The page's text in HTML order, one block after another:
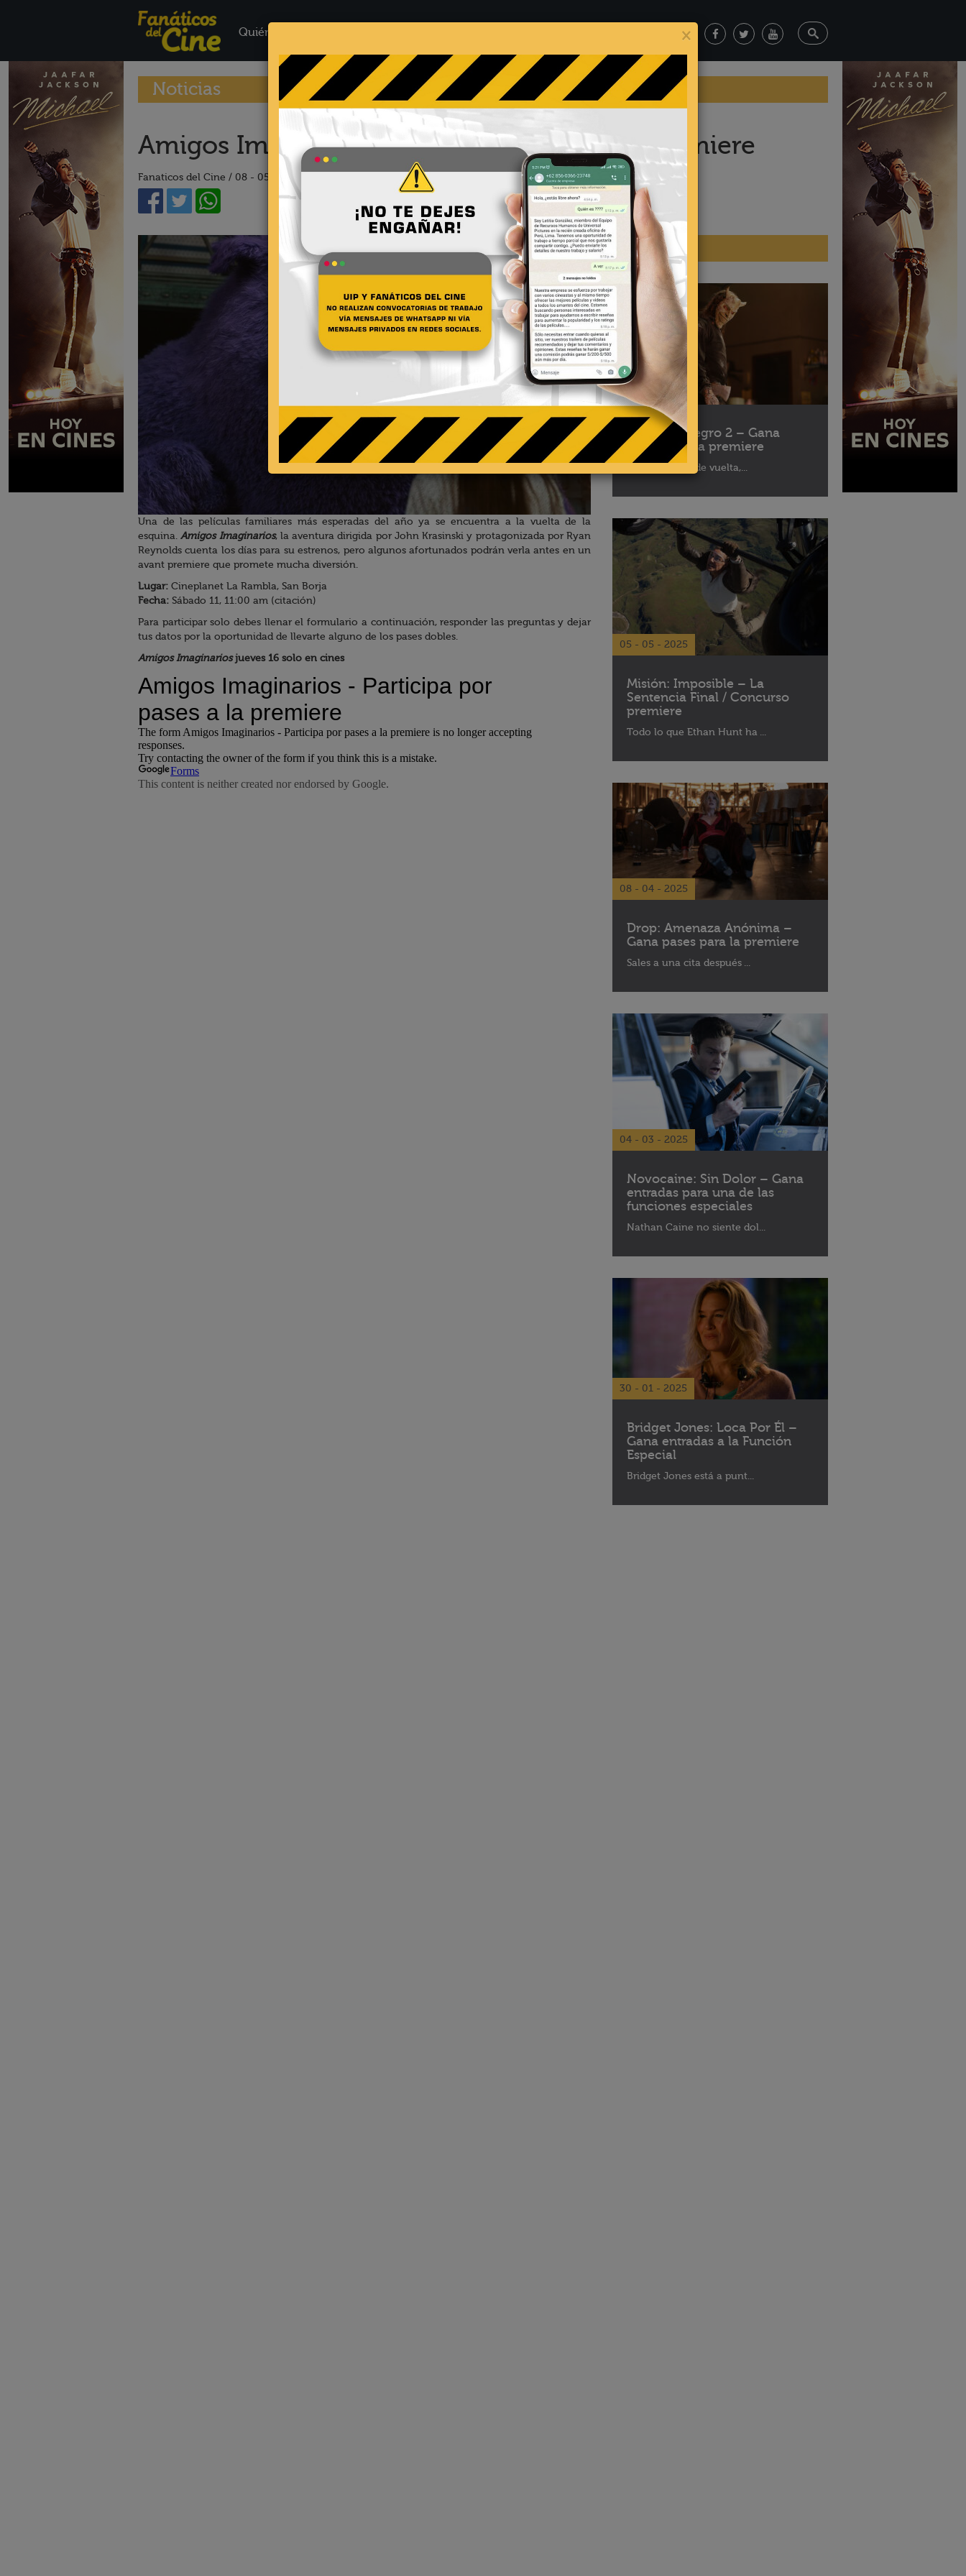
Quiénes Somos
Noticias
Amigos Imaginarios – Gana entradas a la premiere
Fanaticos del Cine / 08 - 05 - 24
Una de las películas familiares más esperadas del año ya se encuentra a la vuelta de la
esquina.Amigos Imaginarios, la aventura dirigida por John Krasinski y protagonizada por Ryan
Reynolds cuenta los días para su estrenos, pero algunos afortunados podrán verla antes en un
avant premiere que promete mucha diversión.
Lugar: Cineplanet La Rambla, San Borja
Fecha: Sábado 11, 11:00 am (citación)
Para participar solo debes llenar el formulario a continuación, responder las preguntas y dejar
tus datos por la oportunidad de llevarte alguno de los pases dobles.
Amigos Imaginariosjueves 16 solo en cines
Noticias
02 - 10 - 2025
Teléfono Negro 2 – Gana
pases para la premiere
El Raptor está de vuelta,...
05 - 05 - 2025
Misión: Imposible – La
Sentencia Final / Concurso
premiere
Todo lo que Ethan Hunt ha ...
08 - 04 - 2025
Drop: Amenaza Anónima –
Gana pases para la premiere
Sales a una cita después ...
04 - 03 - 2025
Novocaine: Sin Dolor – Gana
entradas para una de las
funciones especiales
Nathan Caine no siente dol...
30 - 01 - 2025
Bridget Jones: Loca Por Él –
Gana entradas a la Función
Especial
Bridget Jones está a punt...
×